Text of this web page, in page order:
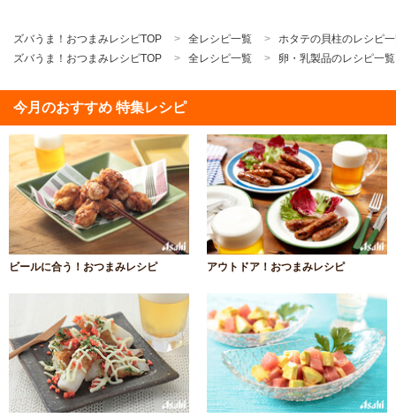
ズバうま！おつまみレシピTOP 全レシピ一覧
ホタテの貝柱のレシピ
ズバうま！おつまみレシピTOP
全レシピ一覧 卵・乳製品のレシピ一覧
今月のおすすめ 特集レシピ
ビールに合う！おつまみレシピ アウトドア！おつまみレシピ